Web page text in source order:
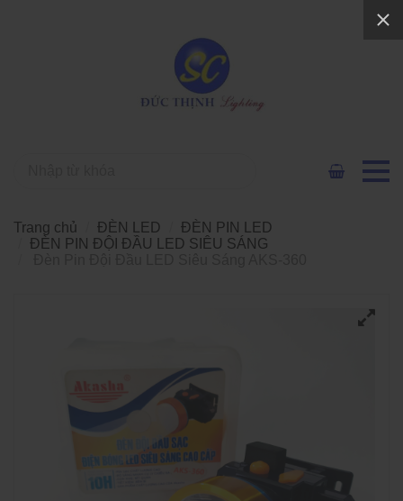
Trang chủ ĐÈN LED
ĐÈN PIN LED
ĐÈN PIN ĐỘI ĐẦU LED SIÊU SÁNG